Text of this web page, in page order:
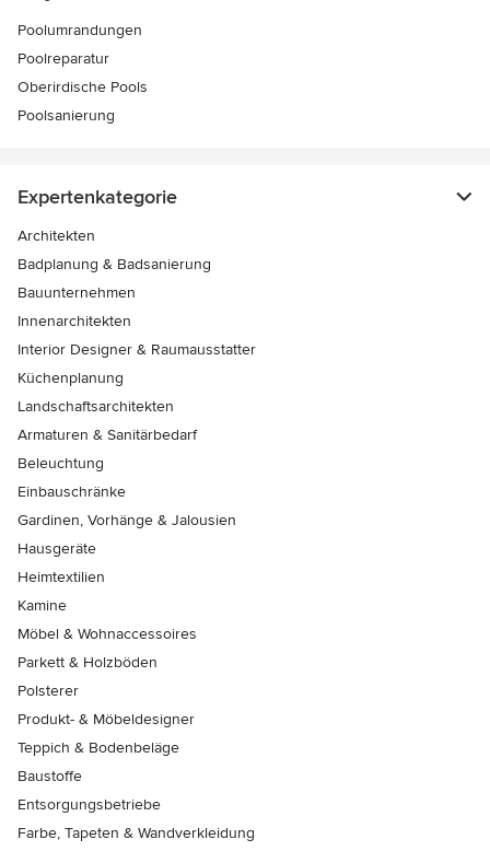
Poolumrandungen
Poolreparatur
Oberirdische Pools
Poolsanierung
Expertenkategorie
Architekten
Badplanung & Badsanierung
Bauunternehmen
Innenarchitekten
Interior Designer & Raumausstatter
Küchenplanung
Landschaftsarchitekten
Armaturen & Sanitärbedarf
Beleuchtung
Einbauschränke
Gardinen, Vorhänge & Jalousien
Hausgeräte
Heimtextilien
Kamine
Möbel & Wohnaccessoires
Parkett & Holzböden
Polsterer
Produkt- & Möbeldesigner
Teppich & Bodenbeläge
Baustoffe
Entsorgungsbetriebe
Farbe, Tapeten & Wandverkleidung